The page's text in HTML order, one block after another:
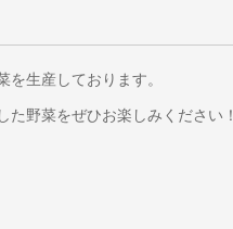
生産しております。
野菜をぜひお楽しみください！